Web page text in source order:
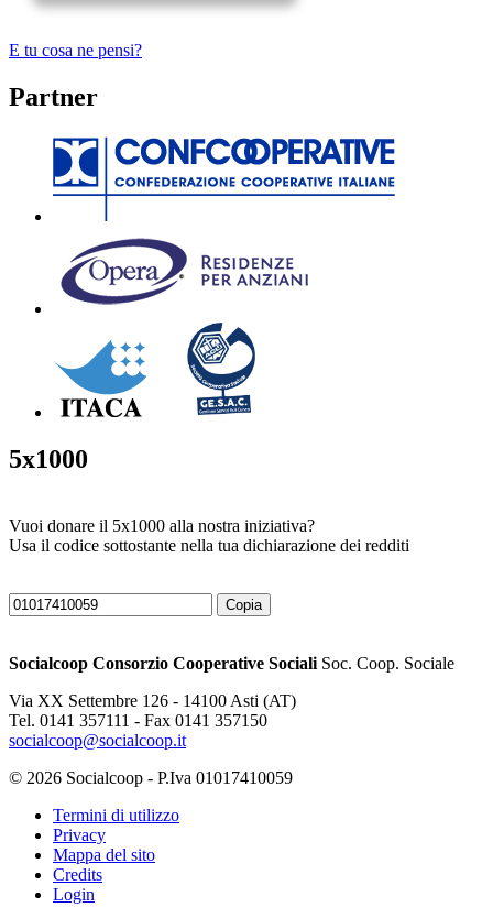
E tu cosa ne pensi?
Partner
5x1000
Vuoi donare il 5x1000 alla nostra iniziativa?
Usa il codice sottostante nella tua dichiarazione dei redditi
Copia
Socialcoop Consorzio Cooperative Sociali Soc. Coop. Sociale
Via XX Settembre 126 - 14100 Asti (AT)
Tel. 0141 357111 - Fax 0141 357150
socialcoop@socialcoop.it
© 2026 Socialcoop - P.Iva 01017410059
Termini di utilizzo
Privacy
Mappa del sito
Credits
Login